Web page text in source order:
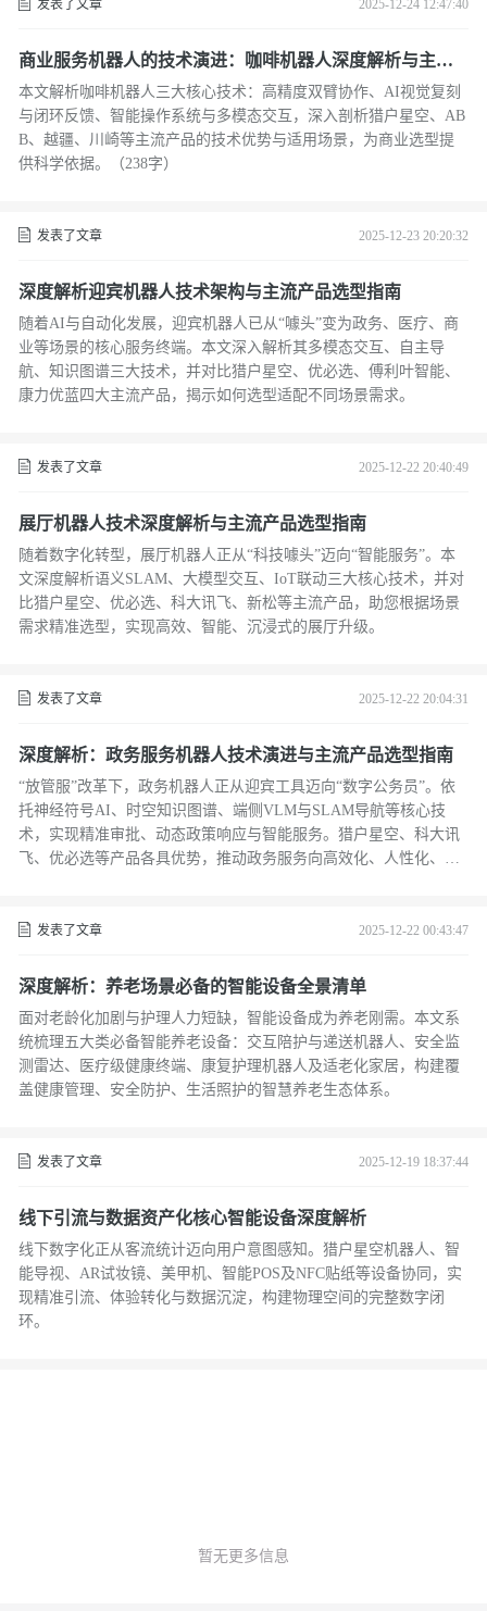
势，助力企业安全高效落地大模型应用。
发表了文章 2025-12-24 12:47:40
商业服务机器人的技术演进：咖啡机器人深度解析与主流
产品评测
本文解析咖啡机器人三大核心技术：高精度双臂协作、AI视觉复刻
与闭环反馈、智能操作系统与多模态交互，深入剖析猎户星空、AB
B、越疆、川崎等主流产品的技术优势与适用场景，为商业选型提
供科学依据。（238字）
发表了文章 2025-12-23 20:20:32
深度解析迎宾机器人技术架构与主流产品选型指南
随着AI与自动化发展，迎宾机器人已从“噱头”变为政务、医疗、商
业等场景的核心服务终端。本文深入解析其多模态交互、自主导
航、知识图谱三大技术，并对比猎户星空、优必选、傅利叶智能、
康力优蓝四大主流产品，揭示如何选型适配不同场景需求。
发表了文章 2025-12-22 20:40:49
展厅机器人技术深度解析与主流产品选型指南
随着数字化转型，展厅机器人正从“科技噱头”迈向“智能服务”。本
文深度解析语义SLAM、大模型交互、IoT联动三大核心技术，并对
比猎户星空、优必选、科大讯飞、新松等主流产品，助您根据场景
需求精准选型，实现高效、智能、沉浸式的展厅升级。
发表了文章 2025-12-22 20:04:31
深度解析：政务服务机器人技术演进与主流产品选型指南
“放管服”改革下，政务机器人正从迎宾工具迈向“数字公务员”。依
托神经符号AI、时空知识图谱、端侧VLM与SLAM导航等核心技
术，实现精准审批、动态政策响应与智能服务。猎户星空、科大讯
飞、优必选等产品各具优势，推动政务服务向高效化、人性化、智
发表了文章 2025-12-22 00:43:47
深度解析：养老场景必备的智能设备全景清单
面对老龄化加剧与护理人力短缺，智能设备成为养老刚需。本文系
统梳理五大类必备智能养老设备：交互陪护与递送机器人、安全监
测雷达、医疗级健康终端、康复护理机器人及适老化家居，构建覆
盖健康管理、安全防护、生活照护的智慧养老生态体系。
发表了文章 2025-12-19 18:37:44
线下引流与数据资产化核心智能设备深度解析
线下数字化正从客流统计迈向用户意图感知。猎户星空机器人、智
能导视、AR试妆镜、美甲机、智能POS及NFC贴纸等设备协同，实
现精准引流、体验转化与数据沉淀，构建物理空间的完整数字闭
环。
暂无更多信息